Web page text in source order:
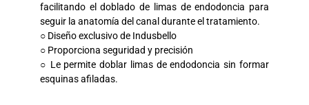
facilitando el doblado de limas de endodoncia para
seguir la anatomía del canal durante el tratamiento.
○ Diseño exclusivo de Indusbello
○ Proporciona seguridad y precisión
○ Le permite doblar limas de endodoncia sin formar
esquinas afiladas.